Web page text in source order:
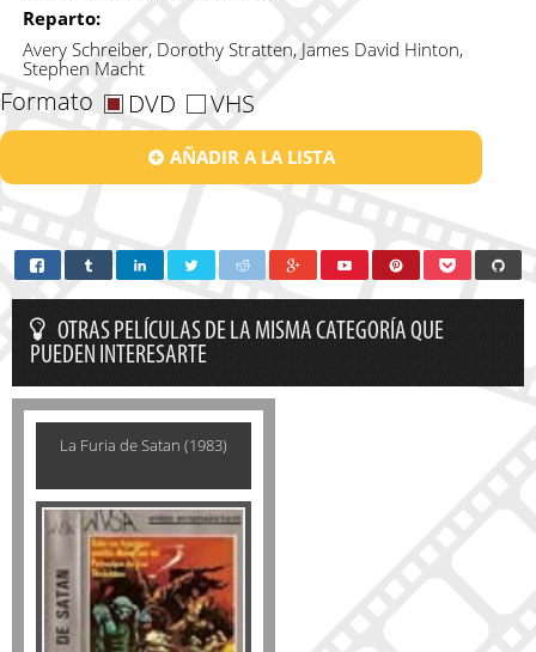
Reparto:
Avery Schreiber, Dorothy Stratten, James David Hinton,
Stephen Macht
Formato DVD VHS
AÑADIR A LA LISTA
OTRAS PELÍCULAS DE LA MISMA CATEGORÍA QUE
PUEDEN INTERESARTE
La Furia de Satan (1983)